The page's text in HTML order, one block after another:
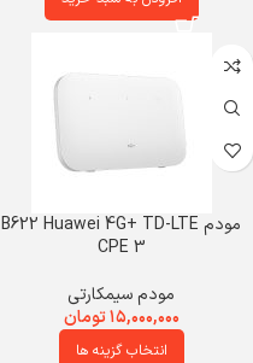
مودم B622 Huawei 4G+ TD-LTE
CPE 3
مودم سیمکارتی
۱۵,۰۰۰,۰۰۰تومان
انتخاب گزینه ها